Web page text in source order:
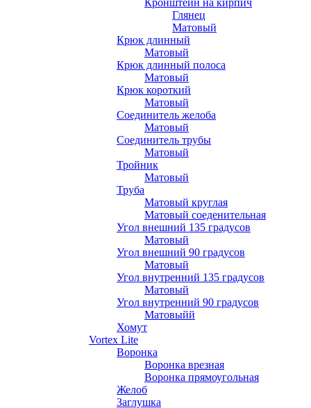
Кронштейн на кирпич
Глянец
Матовый
Крюк длинный
Матовый
Крюк длинный полоса
Матовый
Крюк короткий
Матовый
Соединитель желоба
Матовый
Соединитель трубы
Матовый
Тройник
Матовый
Труба
Матовый круглая
Матовый соеденительная
Угол внешний 135 градусов
Матовый
Угол внешний 90 градусов
Матовый
Угол внутренний 135 градусов
Матовый
Угол внутренний 90 градусов
Матовыйй
Хомут
Vortex Lite
Воронка
Воронка врезная
Воронка прямоугольная
Желоб
Заглушка